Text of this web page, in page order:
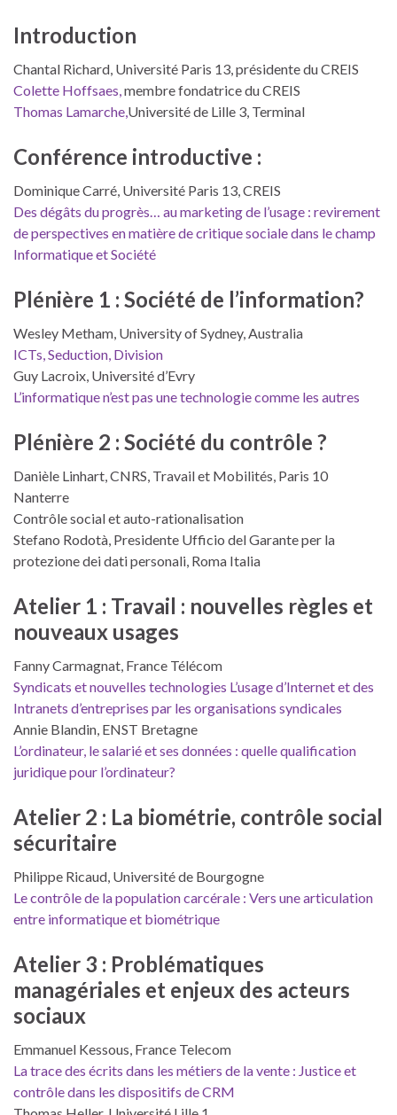
Introduction
Chantal Richard, Université Paris 13, présidente du CREIS
Colette Hoffsaes,membre fondatrice du CREIS
Thomas Lamarche,Université de Lille 3, Terminal
Conférence introductive :
Dominique Carré, Université Paris 13, CREIS
Des dégâts du progrès… au marketing de l’usage : revirement
de perspectives en matière de critique sociale dans le champ
Informatique et Société
Plénière 1 : Société de l’information?
Wesley Metham, University of Sydney, Australia
ICTs, Seduction, Division
Guy Lacroix, Université d’Evry
L’informatique n’est pas une technologie comme les autres
Plénière 2 : Société du contrôle ?
Danièle Linhart, CNRS, Travail et Mobilités, Paris 10
Nanterre
Contrôle social et auto-rationalisation
Stefano Rodotà, Presidente Ufficio del Garante per la
protezione dei dati personali, Roma Italia
Atelier 1 : Travail : nouvelles règles et
nouveaux usages
Fanny Carmagnat, France Télécom
Syndicats et nouvelles technologies L’usage d’Internet et des
Intranets d’entreprises par les organisations syndicales
Annie Blandin, ENST Bretagne
L’ordinateur, le salarié et ses données : quelle qualification
juridique pour l’ordinateur?
Atelier 2 : La biométrie, contrôle social
sécuritaire
Philippe Ricaud, Université de Bourgogne
Le contrôle de la population carcérale : Vers une articulation
entre informatique et biométrique
Atelier 3 : Problématiques
managériales et enjeux des acteurs
sociaux
Emmanuel Kessous, France Telecom
La trace des écrits dans les métiers de la vente : Justice et
contrôle dans les dispositifs de CRM